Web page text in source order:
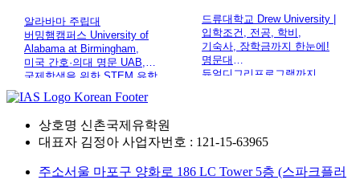
알라바마 주립대
버밍햄캠퍼스 University of
Alabama at Birmingham,
미국 간호·의대 명문 UAB,
국제학생을 위한 STEM 유학
최적의 선택지!
드류대학교 Drew University |
입학조건, 전공, 학비,
기숙사, 장학금까지 한눈에!
명문대
듀얼디그리프로그램까지
상호명 신촌국제유학원
대표자 김정아 사업자번호 : 121-15-63965
주소서울 마포구 양화로 186 LC Tower 5층 (스파크플러